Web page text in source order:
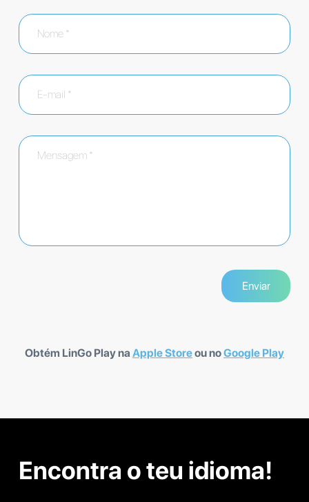
Obtém LinGo Play na Apple Storeou noGoogle Play
Encontra o teu idioma!